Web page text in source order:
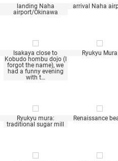
landing Naha
airport/Okinawa
arrival Naha
Isakaya close to
Kobudo hombu dojo (I
forgot the name), we
had a funny evening
with t…
Ryukyu Mura
Ryukyu mura:
traditional sugar mill
Renaissance